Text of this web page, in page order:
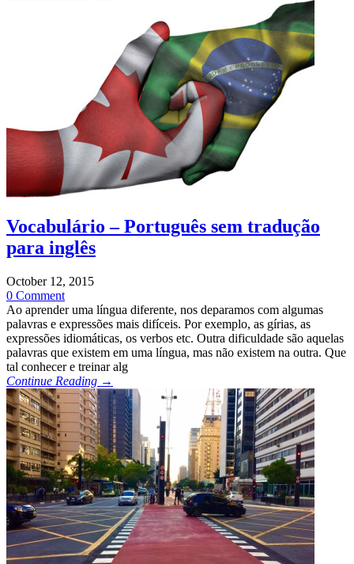
Vocabulário – Português sem tradução
para inglês
October 12, 2015
0 Comment
Ao aprender uma língua diferente, nos deparamos com algumas
palavras e expressões mais difíceis. Por exemplo, as gírias, as
expressões idiomáticas, os verbos etc. Outra dificuldade são aquelas
palavras que existem em uma língua, mas não existem na outra. Que
tal conhecer e treinar alg
Continue Reading →